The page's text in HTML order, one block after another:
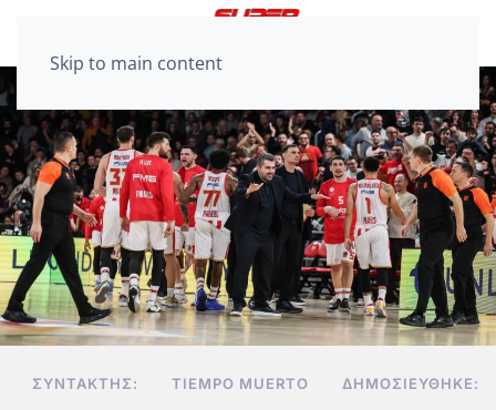
Skip to main content
ΣΥΝΤΆΚΤΗΣ: TIEMPO MUERTO ΔΗΜΟΣΙΕΎΘΗΚΕ: